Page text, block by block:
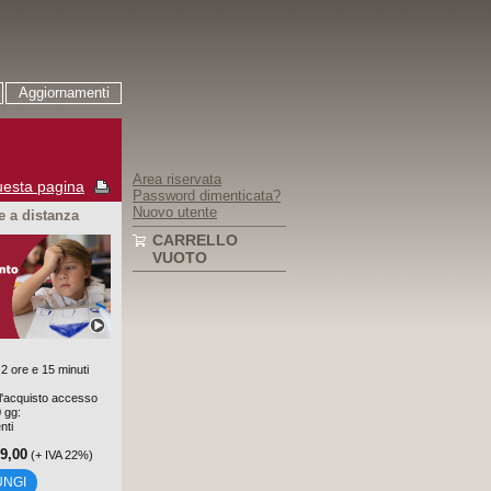
Aggiornamenti
pagina
a distanza
ore e 15 minuti
accesso
gg:
(+ IVA 22%)
Area riservata
Password dimenticata?
Nuovo utente
CARRELLO
VUOTO